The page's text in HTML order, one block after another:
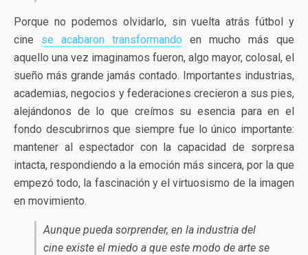
Porque no podemos olvidarlo, sin vuelta atrás fútbol y
cine se acabaron transformando en mucho más que
aquello una vez imaginamos fueron, algo mayor, colosal, el
sueño más grande jamás contado. Importantes industrias,
academias, negocios y federaciones crecieron a sus pies,
alejándonos de lo que creímos su esencia para en el
fondo descubrirnos que siempre fue lo único importante:
mantener al espectador con la capacidad de sorpresa
intacta, respondiendo a la emoción más sincera, por la que
empezó todo, la fascinación y el virtuosismo de la imagen
en movimiento.
Aunque pueda sorprender, en la industria del
cine existe el miedo a que este modo de arte se